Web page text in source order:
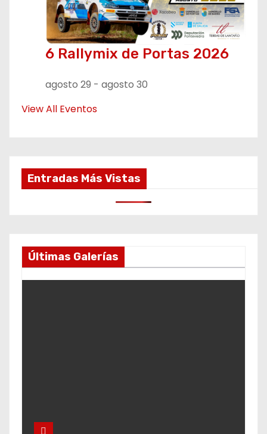
6 Rallymix de Portas 2026
agosto 29 - agosto 30
View All Eventos
Entradas Más Vistas
Últimas Galerías